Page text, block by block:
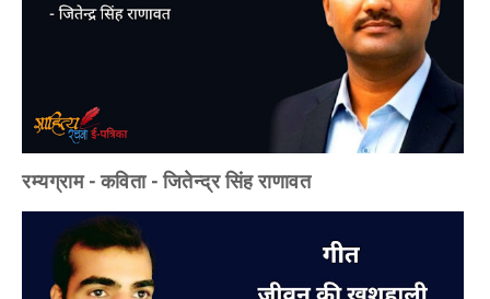
रम्यग्राम - कविता - जितेन्द्र सिंह राणावत